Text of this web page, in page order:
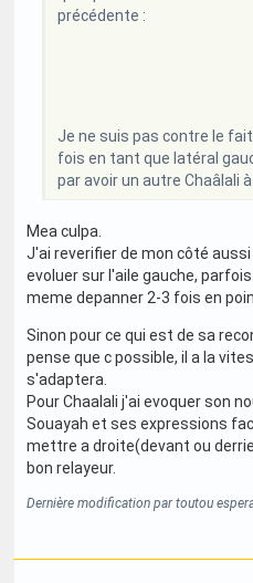
précédente :
Je ne suis pas contre le
fois en tant que latéral
par avoir un autre Chaâlali
Mea culpa.
J'ai reverifier de mon côté
evoluer sur l'aile gauche,
meme depanner 2-3 fois en
Sinon pour ce qui est de sa
pense que c possible, il a la
s'adaptera.
Pour Chaalali j'ai evoquer son
Souayah et ses expressions
mettre a droite(devant ou
bon relayeur.
Dernière modification par toutou